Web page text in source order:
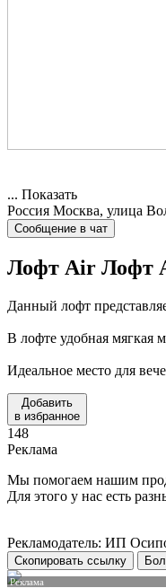
... Показать
Россия Москва, улица
Сообщение в чат
Лофт Air Лофт
Данный лофт
В лофте удобная мягкая
Идеальное место для
Добавить
в избранное
148
Реклама
Мы помогаем нашим
Для этого у нас есть
Рекламодатель: ИП
Скопировать ссылку
Реклама